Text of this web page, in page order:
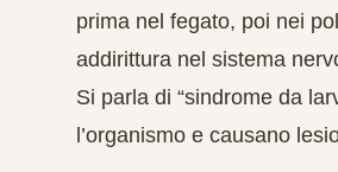
prima nel fegato, poi nei
addirittura nel sistema
Si parla di “sindrome da
l’organismo e causano